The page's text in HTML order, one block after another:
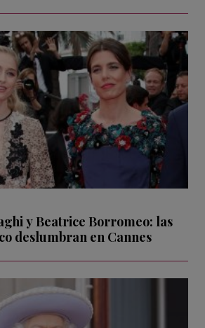
y Beatrice Borromeo: las
deslumbran en Cannes